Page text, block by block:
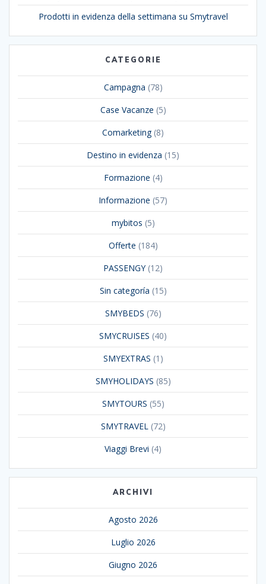
Prodotti in evidenza della settimana su Smytravel
CATEGORIE
Campagna (78)
Case Vacanze (5)
Comarketing(8)
Destino in evidenza (15)
Formazione (4)
Informazione (57)
mybitos (5)
Offerte (184)
PASSENGY(12)
Sin categoría (15)
SMYBEDS (76)
SMYCRUISES (40)
SMYEXTRAS (1)
SMYHOLIDAYS (85)
SMYTOURS (55)
SMYTRAVEL (72)
Viaggi Brevi (4)
ARCHIVI
Agosto 2026
Luglio 2026
Giugno 2026